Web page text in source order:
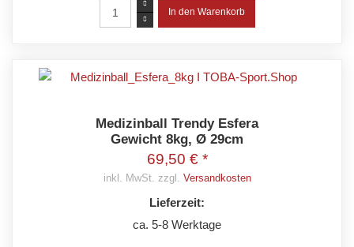
Medizinball Trendy Esfera
Gewicht 8kg, Ø 29cm
69,50 € *
inkl. MwSt. zzgl. Versandkosten
Lieferzeit:
ca. 5-8 Werktage